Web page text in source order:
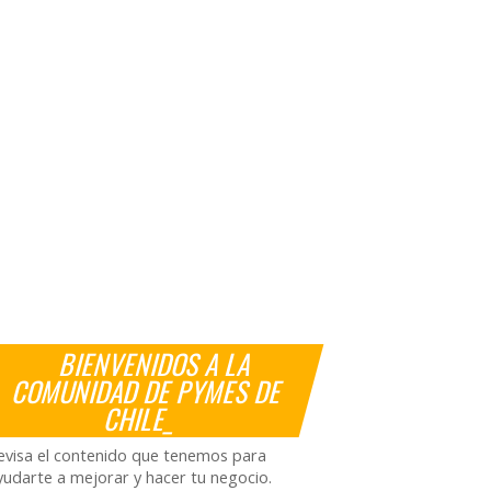
BIENVENIDOS A LA
COMUNIDAD DE PYMES DE
CHILE_
el contenido que tenemos para
a mejorar y hacer tu negocio.